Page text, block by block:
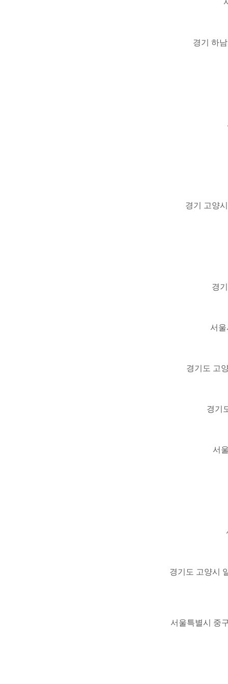
경기 하
경기 고양
경
서
경기도 고
경기
서
경기도 고양시
서울특별시 중